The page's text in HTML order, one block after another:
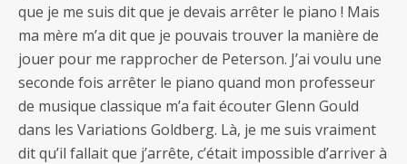
que je me suis dit que je devais arrêter le piano ! Mais
ma mère m’a dit que je pouvais trouver la manière de
jouer pour me rapprocher de Peterson. J’ai voulu une
seconde fois arrêter le piano quand mon professeur
de musique classique m’a fait écouter Glenn Gould
dans les Variations Goldberg. Là, je me suis vraiment
dit qu’il fallait que j’arrête, c’était impossible d’arriver à